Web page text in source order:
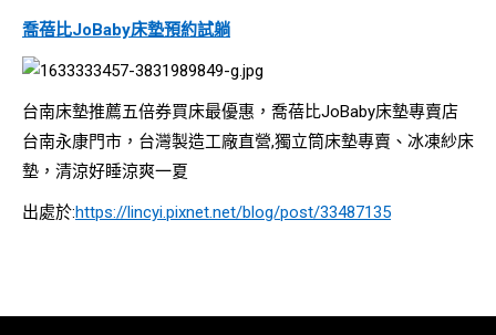
喬蓓比JoBaby床墊預約試躺
台南床墊推薦五倍券買床最優惠，喬蓓比JoBaby床墊專賣店
台南永康門市，台灣製造工廠直營,獨立筒床墊專賣、冰凍紗床
墊，清涼好睡涼爽一夏
出處於:https://lincyi.pixnet.net/blog/post/33487135